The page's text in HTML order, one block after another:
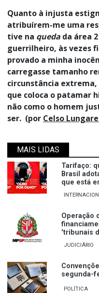
Quanto à injusta
atribuírem-me uma
tive na queda da área
guerrilheiro, às vezes
provado a minha
carregasse tamanho
circunstância
que coloca o patamar
não como o homem
ser. (por Celso
MAIS LIDAS
Tarifaço:
Brasil
que está
Operação
'tribunais
JUDICIÁRIO
segunda-
POLÍTICA